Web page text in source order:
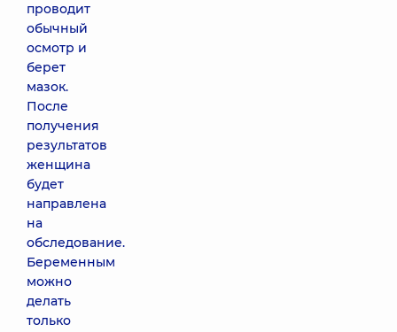
проводит
обычный
осмотр и
берет
мазок.
После
получения
результатов
женщина
будет
направлена
на
обследование.
Беременным
можно
делать
только